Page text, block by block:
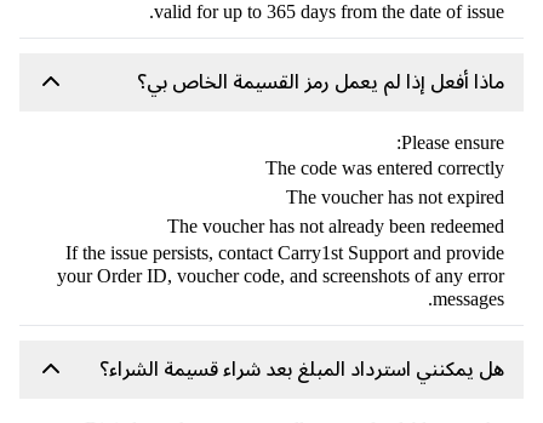
valid for up to 365 days from the date of
أفعل إذا لم يعمل رمز القسيمة الخاص بي؟
Please
The code was entered
The voucher has not
The voucher has not already been
If the issue persists, contact Carry1st Support and
your Order ID, voucher code, and screenshots of any
يمكنني استرداد المبلغ بعد شراء قسيمة الشراء؟